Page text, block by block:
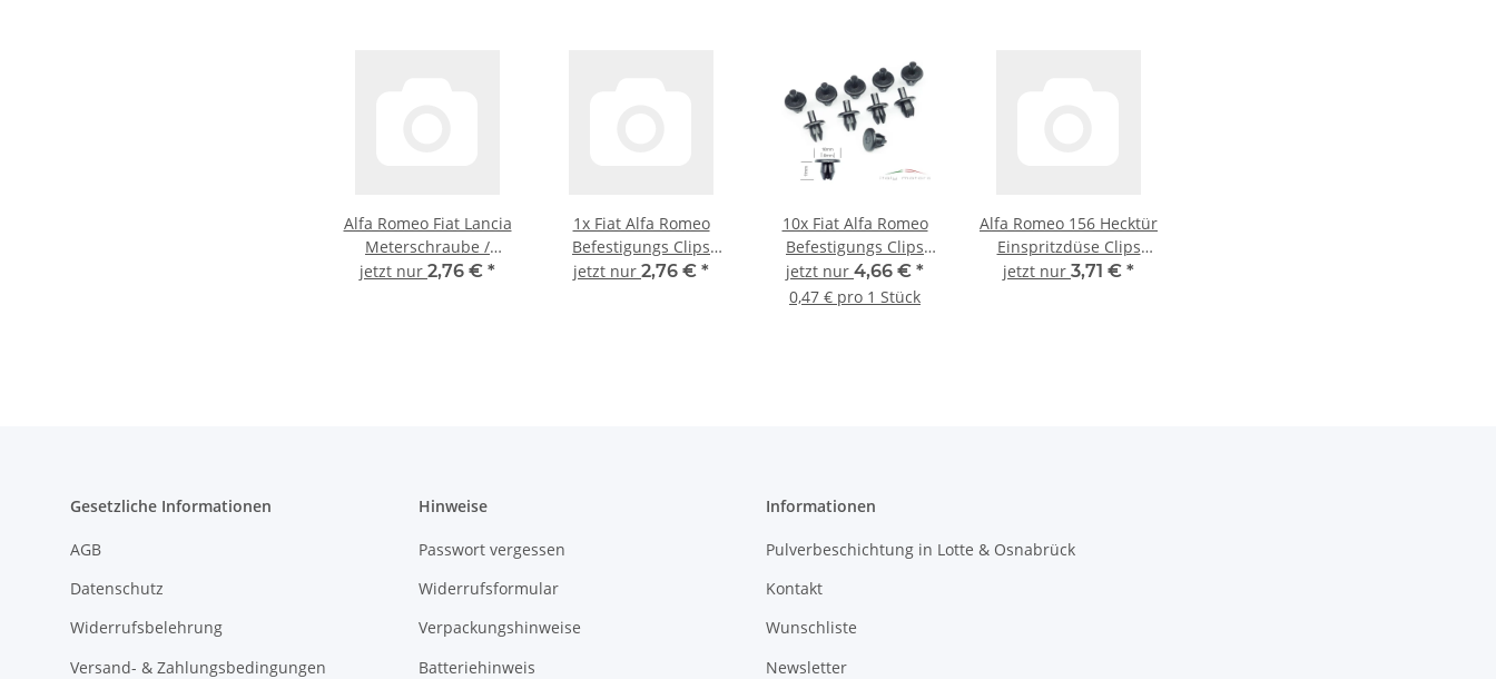
Alfa Romeo Fiat Lancia
Meterschraube /
Speziell Befestigungen,
jetzt nur 2,76 € *
1x Fiat Alfa Romeo
Befestigungs Clips
Kunstoff Niet Nieten
jetzt nur 2,76 € *
10x Fiat Alfa Romeo
Befestigungs Clips
Kunstoff Niet Nieten
Schwarz 51751429
jetzt nur 4,66 € *
0,47 € pro 1 Stück
Alfa Romeo 156 Hecktür
Einspritzdüse Clips
schwarz 60669333
jetzt nur 3,71 € *
Gesetzliche Informationen
AGB
Datenschutz
Widerrufsbelehrung
Versand- & Zahlungsbedingungen
Hinweise
Passwort vergessen
Widerrufsformular
Verpackungshinweise
Batteriehinweis
Informationen
Pulverbeschichtung in Lotte & Osnabrück
Kontakt
Wunschliste
Newsletter